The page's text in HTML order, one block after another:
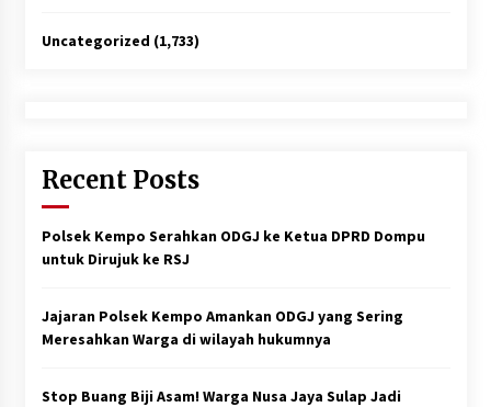
Uncategorized (1,733)
Recent Posts
Polsek Kempo Serahkan ODGJ ke Ketua DPRD Dompu
untuk Dirujuk ke RSJ
Jajaran Polsek Kempo Amankan ODGJ yang Sering
Meresahkan Warga di wilayah hukumnya
Stop Buang Biji Asam! Warga Nusa Jaya Sulap Jadi